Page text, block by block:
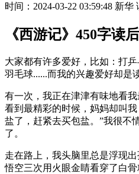
时间： 2024-03-22 03:59:48 新华
《西游记》450字读
大家都有许多爱好，比如：打
羽毛球......而我的兴趣爱好却是
有一次，我正在津津有味地看
看到最精彩的时候，妈妈却叫
盐了，赶紧去买包盐。”我很不
了。
走在路上，我头脑里总是浮现
悟空三次用火眼金睛看穿了白